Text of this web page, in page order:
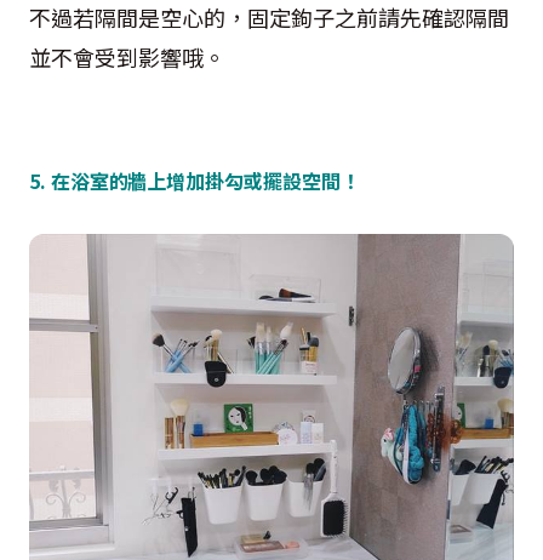
不過若隔間是空心的，固定鉤子之前請先確認隔間
並不會受到影響哦。
5. 在浴室的牆上增加掛勾或擺設空間！